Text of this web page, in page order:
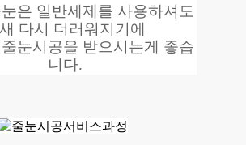
은 일반세제를 사용하셔도
다시 더러워지기에
눈시공을 받으시는게 좋습
니다.